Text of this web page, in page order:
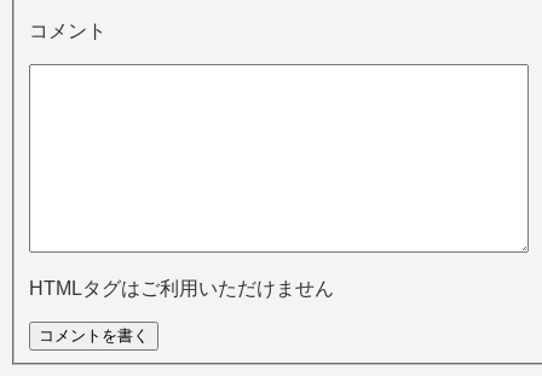
コメント
HTMLタグはご利用いただけません